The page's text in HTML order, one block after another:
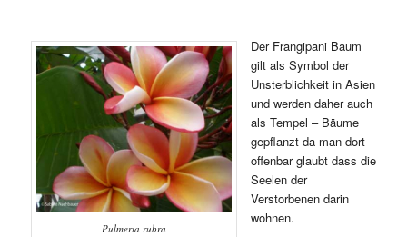
Pulmeria rubra
Der Frangipani Baum
gilt als Symbol der
Unsterblichkeit in Asien
und werden daher auch
als Tempel – Bäume
gepflanzt da man dort
offenbar glaubt dass die
Seelen der
Verstorbenen darin
wohnen.